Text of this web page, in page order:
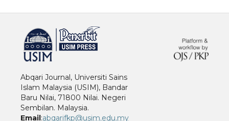
Abqari Journal, Universiti Sains
Islam Malaysia (USIM), Bandar
Baru Nilai, 71800 Nilai. Negeri
Sembilan. Malaysia.
Email:abqarifkp@usim.edu.my